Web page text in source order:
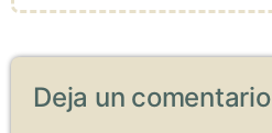
Deja un comentario